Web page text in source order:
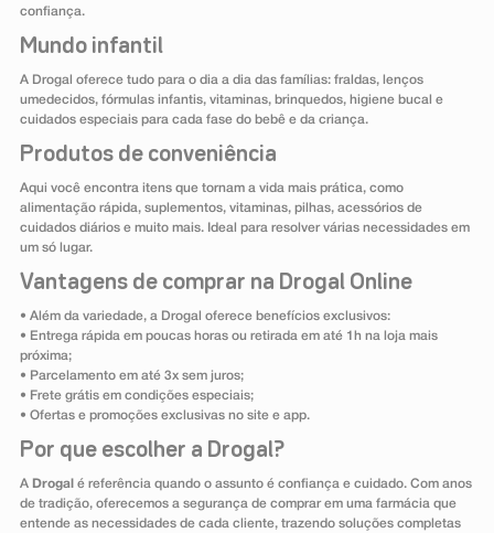
confiança.
Mundo infantil
A Drogal oferece tudo para o dia a dia das famílias: fraldas, lenços
umedecidos, fórmulas infantis, vitaminas, brinquedos, higiene bucal e
cuidados especiais para cada fase do bebê e da criança.
Produtos de conveniência
Aqui você encontra itens que tornam a vida mais prática, como
alimentação rápida, suplementos, vitaminas, pilhas, acessórios de
cuidados diários e muito mais. Ideal para resolver várias necessidades em
um só lugar.
Vantagens de comprar na Drogal Online
• Além da variedade, a Drogal oferece benefícios exclusivos:
• Entrega rápida em poucas horas ou retirada em até 1h na loja mais
próxima;
• Parcelamento em até 3x sem juros;
• Frete grátis em condições especiais;
• Ofertas e promoções exclusivas no site e app.
Por que escolher a Drogal?
A Drogal é referência quando o assunto é confiança e cuidado. Com anos
de tradição, oferecemos a segurança de comprar em uma farmácia que
entende as necessidades de cada cliente, trazendo soluções completas